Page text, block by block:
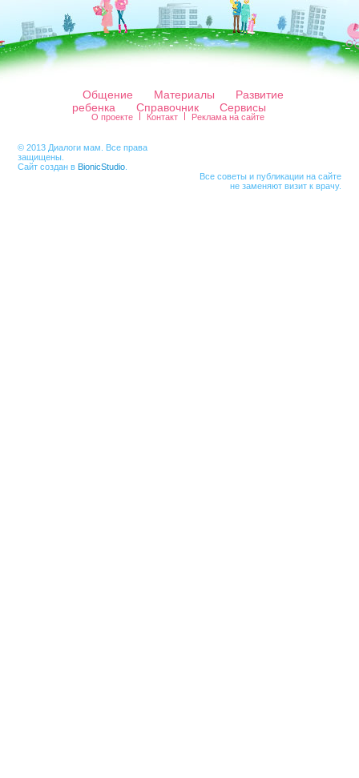
Общение Материалы
Развитие
ребенка
Справочник Сервисы
О проекте Контакт Реклама на сайте
© 2013 Диалоги мам. Все права
защищены.
Сайт создан в BionicStudio
Все советы и публикации на сайте
не заменяют визит к врачу.